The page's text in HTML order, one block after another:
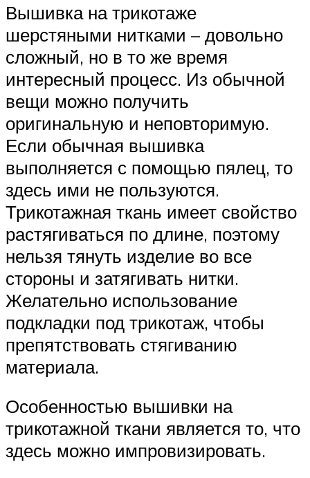
Вышивка на трикотаже
шерстяными нитками – довольно
сложный, но в то же время
интересный процесс. Из обычной
вещи можно получить
оригинальную и неповторимую.
Если обычная вышивка
выполняется с помощью пялец, то
здесь ими не пользуются.
Трикотажная ткань имеет свойство
растягиваться по длине, поэтому
нельзя тянуть изделие во все
стороны и затягивать нитки.
Желательно использование
подкладки под трикотаж, чтобы
препятствовать стягиванию
материала.
Особенностью вышивки на
трикотажной ткани является то, что
здесь можно импровизировать.